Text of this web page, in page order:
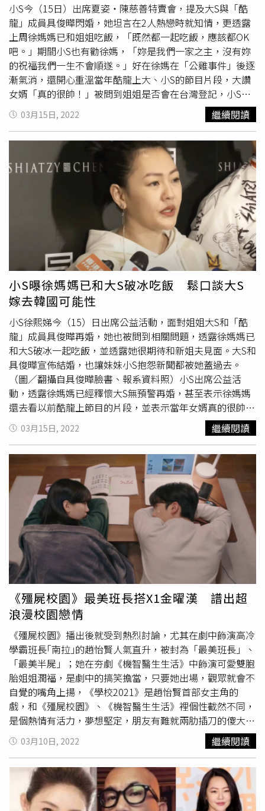
小S今（15日）出席夏姿‧陳慈善特賣會，提及大S與「酷
龍」成員具俊曄閃婚，她坦言在2人熱戀時就知情，更透露
上周徐媽媽已和姐姐吃飯，「既然都一起吃飯，應該都OK
吧。」期間小S也有勸徐媽，「妳是我們一家之主，沒有妳
的祝福我們一生不會順遂。」好在徐媽在「公雞事件」後逐
漸氣消，還開心重溫當年酷龍上大、小S的節目片段，大讚
女婿「真的很帥！」被問到姐姐是否會在台灣登記，小S連
忙說：「我怕我媽又有公雞的圖片，先不要多說。」小S分
享得知大S喜事的過程。（圖／侯世駿攝影）小S當年全程見
證大S與具俊曄的戀情，得知大S找到第二春時十分激動，外
界好奇時隔20年不怕幻滅？小S表示2人天天靠視訊維繫感
情，大S可用韓文溝通，「有看到對方的樣子是完全沒用美
顏，就是個50幾歲的人，歐巴（哥哥）有嚇到大S怎麼完全
沒變，跟20年前完全一樣，但我姐說可是你變了耶，但是變
另一種Man。」目前具俊曄仍在隔離，期間有和小S視訊，
「我就問他認不認識
崔宇植 、張赫，他說他們都太年輕了不
認識，我想說之後去韓國可以找幾個明星交交朋友。」小S
還要求希望具俊曄出關後替鬍，沒想到卻差點惹毛大S，
「我姐就說你幹嘛逼他，把我老公當什麼？」小S笑說過去
她都叫具俊曄「歐巴」，現在想改口叫對方姐夫，聽到范范
說姐夫韓文像「胸部（형부）」，「我就跟我姐說，他（隔
離）出來我要叫他『胸部』，他是妳的歐巴，憑什麼全部的
人都叫他歐爸，她說妳就叫他歐爸就好。」她也開玩笑徐媽
媽應該學一下女婿的韓文，「不然叫歐巴也太噁心了吧！」
至於大S婚後是否會到韓國定居，小S斬釘截鐵地說，「不可
能，孩子還是要在這邊上課，倒是姐夫的工作不一定要待在
一個地方，藝術創作跟DJ，他留在台灣的可能性還比較
大。」
03月15日, 2022 繼續閱讀
小S曝徐媽媽已和大S破冰吃飯 鬆口談大S
嫁去韓國可能性
小S徐熙娣今（15）日出席公益活動，面對姐姐大S和「酷
龍」成員具俊曄再婚，她也被問到相關問題，透露徐媽媽已
和大S破冰一起吃飯，並透露她很期待和新姐夫見面。大S和
具俊曄宣佈結婚，也讓妹妹小S抱怨新聞都被她蓋過去。
（圖／翻攝自具俊曄臉書、報系資料照）小S出席公益活
動，透露徐媽媽已經釋懷大S無預警再婚，甚至表示徐媽媽
還去看以前酷龍上節目的片段，並表示當年女婿真的很帥。
小S也力挺姐姐，透露在這個年紀離婚要再找到相愛的人很
困難，既然找到了就要好好把握，至於大S是否會愛相隨去
韓國和老公定居？小S也認為絕對不可能，因為兩個小孩還
要在台灣念書，但由於姐夫職業身兼DJ和藝術創作的關
係，可以不侷限在同一個地方，因此留在台灣可能性比較
高。她也闢謠，大S沒有做便當去給她，但有許多粉絲會送
食物過去，小S則是和對方說，千萬不要吃太多，不然出來
就沒有結實身材。小S也透露，具俊曄隔離時會和大S視訊，
她在一旁就會和對方講話，對方都會叫她小名「婷婷」，她
就說「歐巴」，但隨後就會追問他認不認識現在當紅的韓
星，如
、李鍾碩、張赫，但具俊曄滿頭霧水，直到看
了照片才表示：「他們都太年輕了，我不認識」。小S期待
具俊曄隔離出來後能見面，並不斷詢問對方認識哪些當紅韓
星。（圖／報系資料照）但小S還是不死心，又追問「那劉
在錫呢？」，具俊曄表示：「劉在錫也不認識」，最後被大
S罵，但大S表示具俊曄說認識《Running Man》裡的「哈
哈」，小S卻打槍說：「可是我喜歡的是李光洙欸」，結果
徹底惹火大S，開罵：「妳有完沒完啊！妳把我老公當什
麼」，小S也尷尬笑說因為自己也是哈韓的人，「想說以後
我們到韓國玩的時候，可以邀幾個明星出來做朋友嘛！」，
大S又嗆：「請妳不要再騷擾我老公了」，十分逗趣。
03月15日, 2022 繼續閱讀
《殭屍校園》最美班長搭X1金曜漢 譜出超
浪漫校園戀情
《殭屍校園》播出後就受到熱烈討論，尤其在劇中飾演高冷
學霸班長｢南拉｣的趙怡賢人氣直升，被封為「最美班長」、
「最美半屍」；她在夯劇《機智醫生生活》中飾演可愛雙胞
胎姐姐潤福，是劇中的搞笑擔當，只要她出場，觀眾就會不
自覺的嘴角上揚，《學校2021》是趙怡賢首部女主角的
戲，和《殭屍校園》、《機智醫生生活》裡個性截然不同，
是個熱情有活力，夢想堅定，朋友有難就兩肋插刀的傻大姐
陳智媛，首集劇情，因學校不合理解聘木工老師，一個人不
畏強權到校門口抗議，才22歲的趙怡賢就可以把每個角色演
得活靈活現，被封為「最強怪物新人」也不為過。趙怡賢在
演出《學校2021》 《殭屍校園》後就受到熱烈討論，尤其
在劇中飾演高冷學霸班長｢南拉｣的趙怡賢人氣直升，被封為
「最美班長」、「最美半屍」。（圖／龍華電視提供）趙怡
03月10日, 2022 繼續閱讀